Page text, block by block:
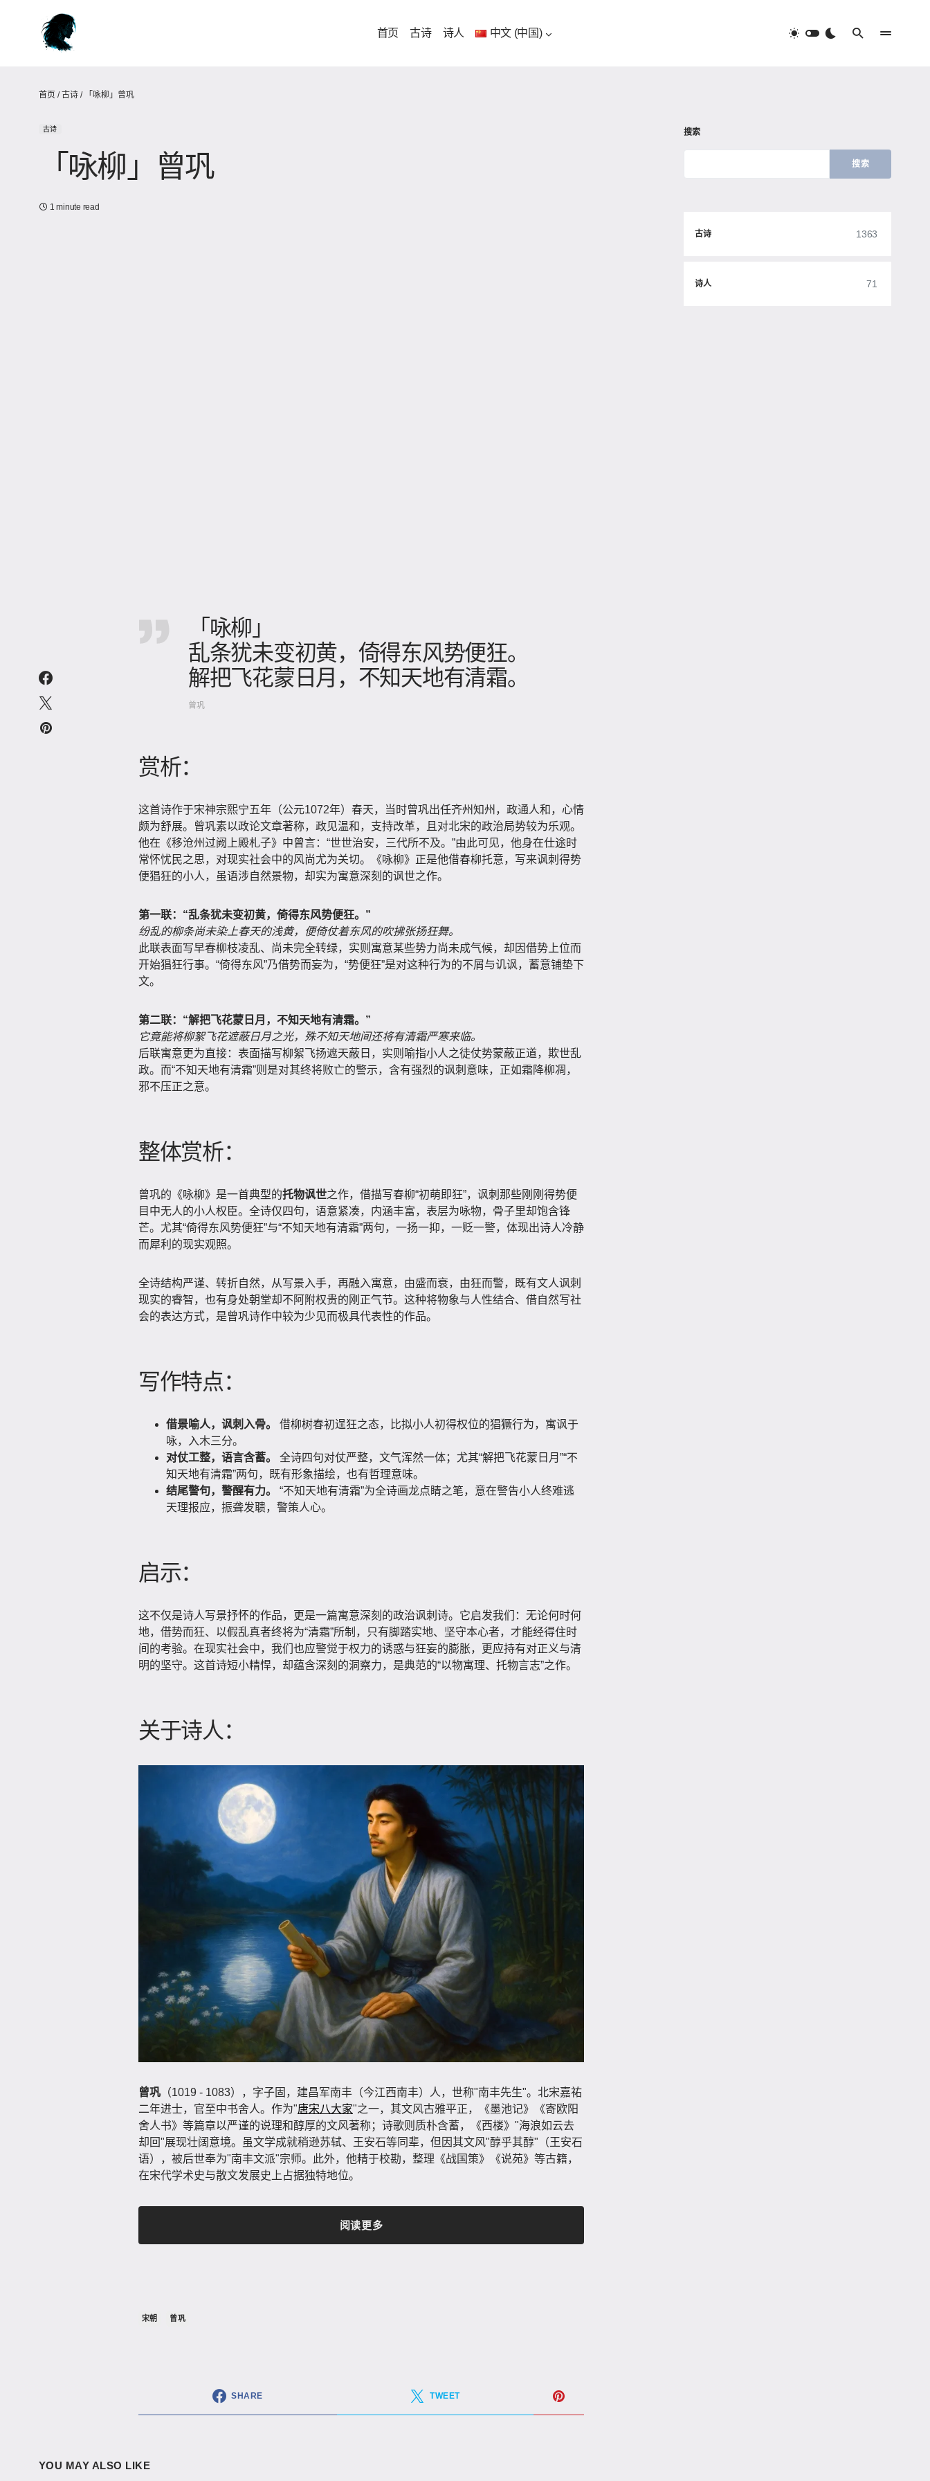
首页 古诗 诗人 中文 (中国)
首页 /古诗 / 「咏柳」曾巩
古诗
「咏柳」曾巩
1 minute read
「咏柳」
乱条犹未变初黄，倚得东风势便狂。
解把飞花蒙日月，不知天地有清霜。
曾巩
赏析：
这首诗作于宋神宗熙宁五年（公元1072年）春天，当时曾巩出任齐州知州，政通人和，心情
颇为舒展。曾巩素以政论文章著称，政见温和，支持改革，且对北宋的政治局势较为乐观。
他在《移沧州过阙上殿札子》中曾言：“世世治安，三代所不及。”由此可见，他身在仕途时
常怀忧民之思，对现实社会中的风尚尤为关切。《咏柳》正是他借春柳托意，写来讽刺得势
便猖狂的小人，虽语涉自然景物，却实为寓意深刻的讽世之作。
第一联：“乱条犹未变初黄，倚得东风势便狂。”
纷乱的柳条尚未染上春天的浅黄，便倚仗着东风的吹拂张扬狂舞。
此联表面写早春柳枝凌乱、尚未完全转绿，实则寓意某些势力尚未成气候，却因借势上位而
开始猖狂行事。“倚得东风”乃借势而妄为，“势便狂”是对这种行为的不屑与讥讽，蓄意铺垫下
文。
第二联：“解把飞花蒙日月，不知天地有清霜。”
它竟能将柳絮飞花遮蔽日月之光，殊不知天地间还将有清霜严寒来临。
后联寓意更为直接：表面描写柳絮飞扬遮天蔽日，实则喻指小人之徒仗势蒙蔽正道，欺世乱
政。而“不知天地有清霜”则是对其终将败亡的警示，含有强烈的讽刺意味，正如霜降柳凋，
邪不压正之意。
整体赏析：
曾巩的《咏柳》是一首典型的托物讽世之作，借描写春柳“初萌即狂”，讽刺那些刚刚得势便
目中无人的小人权臣。全诗仅四句，语意紧凑，内涵丰富，表层为咏物，骨子里却饱含锋
芒。尤其“倚得东风势便狂”与“不知天地有清霜”两句，一扬一抑，一贬一警，体现出诗人冷静
而犀利的现实观照。
全诗结构严谨、转折自然，从写景入手，再融入寓意，由盛而衰，由狂而警，既有文人讽刺
现实的睿智，也有身处朝堂却不阿附权贵的刚正气节。这种将物象与人性结合、借自然写社
会的表达方式，是曾巩诗作中较为少见而极具代表性的作品。
写作特点：
借景喻人，讽刺入骨。
借柳树春初逞狂之态，比拟小人初得权位的猖獗行为，寓讽于
咏，入木三分。
对仗工整，语言含蓄。
全诗四句对仗严整，文气浑然一体；尤其“解把飞花蒙日月”“不
知天地有清霜”两句，既有形象描绘，也有哲理意味。
结尾警句，警醒有力。
“不知天地有清霜”为全诗画龙点睛之笔，意在警告小人终难逃
天理报应，振聋发聩，警策人心。
启示：
这不仅是诗人写景抒怀的作品，更是一篇寓意深刻的政治讽刺诗。它启发我们：无论何时何
地，借势而狂、以假乱真者终将为“清霜”所制，只有脚踏实地、坚守本心者，才能经得住时
间的考验。在现实社会中，我们也应警觉于权力的诱惑与狂妄的膨胀，更应持有对正义与清
明的坚守。这首诗短小精悍，却蕴含深刻的洞察力，是典范的“以物寓理、托物言志”之作。
关于诗人：
曾巩 （1019 - 1083），字子固，建昌军南丰（今江西南丰）人，世称"南丰先生"。北宋嘉祐
二年进士，官至中书舍人。作为"唐宋八大家"之一，其文风古雅平正，《墨池记》《寄欧阳
舍人书》等篇章以严谨的说理和醇厚的文风著称；诗歌则质朴含蓄，《西楼》"海浪如云去
却回"展现壮阔意境。虽文学成就稍逊苏轼、王安石等同辈，但因其文风"醇乎其醇"（王安石
语），被后世奉为"南丰文派"宗师。此外，他精于校勘，整理《战国策》《说苑》等古籍，
在宋代学术史与散文发展史上占据独特地位。
阅读更多
宋朝 曾巩
SHARE TWEET
搜索
搜索
古诗 1363
诗人 71
YOU MAY ALSO LIKE